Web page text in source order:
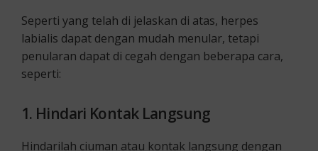
Seperti yang telah di jelaskan di atas, herpes
labialis dapat dengan mudah menular, tetapi
penularan dapat di cegah dengan beberapa cara,
seperti:
1. Hindari Kontak Langsung
Hindarilah ciuman atau kontak langsung dengan